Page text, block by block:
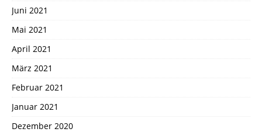
Juni 2021
Mai 2021
April 2021
März 2021
Februar 2021
Januar 2021
Dezember 2020